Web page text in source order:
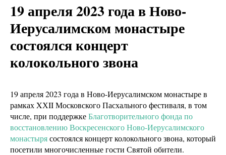
19 апреля 2023 года в Ново-
Иерусалимском монастыре
состоялся концерт
колокольного звона
19 апреля 2023 года в Ново-Иерусалимском монастыре в
рамках XХII Московского Пасхального фестиваля, в том
числе, при поддержкеБлаготворительного фонда по
восстановлению Воскресенского Ново-Иерусалимского
монастырясостоялся концерт колокольного звона, который
посетили многочисленные гости Святой обители.